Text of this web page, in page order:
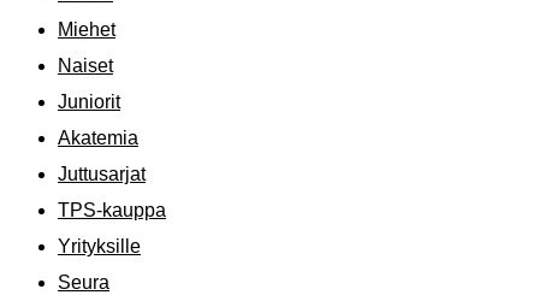
Miehet
Naiset
Juniorit
Akatemia
Juttusarjat
TPS-kauppa
Yrityksille
Seura